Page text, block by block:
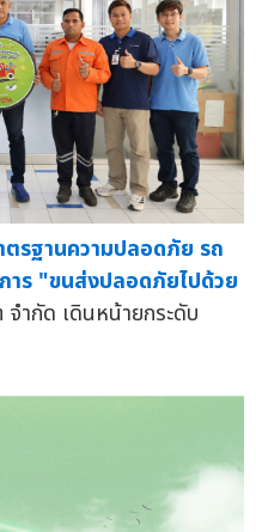
รฐานความปลอดภัย รถ
าร "ขนส่งปลอดภัยไปด้วย
ำกัด เดินหน้ายกระดับ